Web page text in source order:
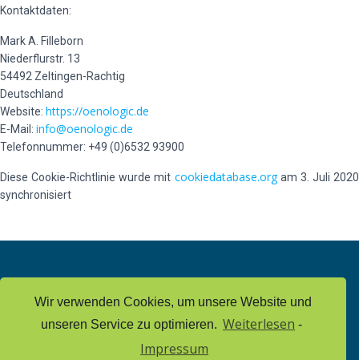
Wir verwenden Cookies, um unsere Website und
unseren Service zu optimieren. Weiterlesen -
Impressum
Kontaktdaten:
Mark A. Filleborn
Niederflurstr. 13
54492 Zeltingen-Rachtig
Deutschland
Website: https://oenologic.de
E-Mail: info@oenologic.de
Telefonnummer: +49 (0)6532 93900
Diese Cookie-Richtlinie wurde mit cookiedatabase.orgam 3. Juli 2020
synchronisiert
IMPRESSUM DATENSCHUTZ
COOKIE-RICHTLINIE (EU)